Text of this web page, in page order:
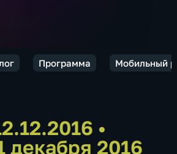
Программа Мобильный
•
декабря 2016